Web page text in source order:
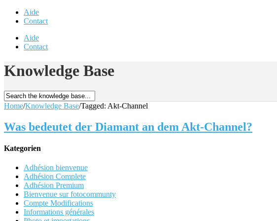
Aide
Contact
Aide
Contact
Knowledge Base
Home/Knowledge Base/Tagged: Akt-Channel
Was bedeutet der Diamant an dem Akt-Channel?
Kategorien
Adhésion bienvenue
Adhésion Complete
Adhésion Premium
Bienvenue sur fotocommunty
Compte Modifications
Informations générales